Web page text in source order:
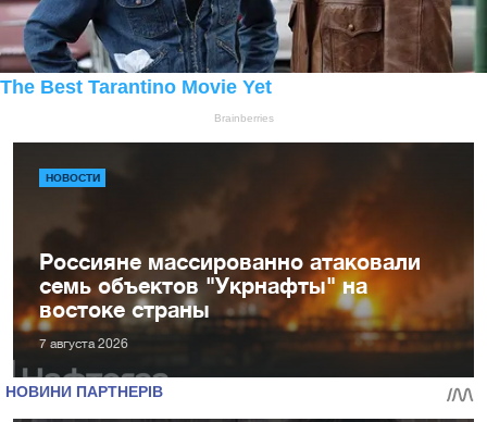
НОВОСТИ
Россияне массированно атаковали
семь объектов "Укрнафты" на
востоке страны
7 августа 2026